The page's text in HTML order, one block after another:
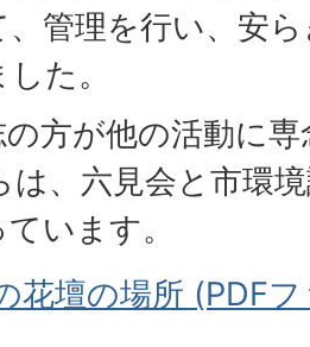
管理を行い、安
た。
方が他の活動に
は、六見会と市環
います。
花壇の場所 (PDF